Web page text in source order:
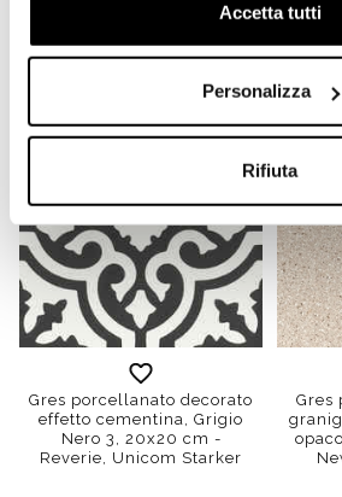
Accetta tutti
Personalizza
Rifiuta
€ 0,10/PZ
Gres porcellanato decorato
effetto cementina, Grigio
Nero 3, 20x20 cm -
Reverie, Unicom Starker
Gres